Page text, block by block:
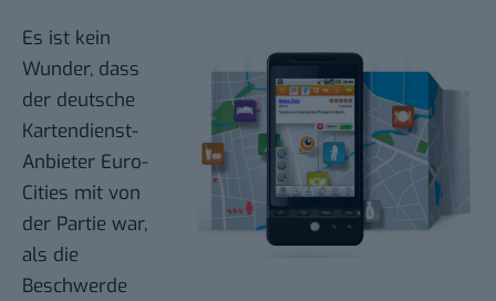
Es ist kein
Wunder, dass
der deutsche
Kartendienst-
Anbieter Euro-
Cities mit von
der Partie war,
als die
Beschwerde